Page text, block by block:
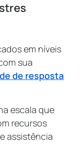
em níveis
sua
de resposta
escala que
recursos
assistência